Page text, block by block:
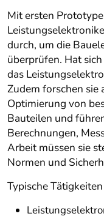
Mit ersten
durch, um die
überprüfen. Hat
das
Zudem forschen
Optimierung von
Bauteilen und
Berechnungen,
Arbeit müssen sie
Normen und
Typische